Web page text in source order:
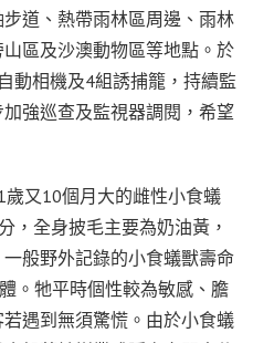
道、熱帶雨林區周邊、雨林
區及沙澳動物區等地點。於
動相機及4組誘捕籠，持續監
強巡查及監視器調閱，希望
又10個月大的雌性小食蟻
，全身披毛主要為奶油黃，
般野外記錄的小食蟻獸壽命
。牠平時個性較為敏感、膽
遇到無須驚慌。由於小食蟻